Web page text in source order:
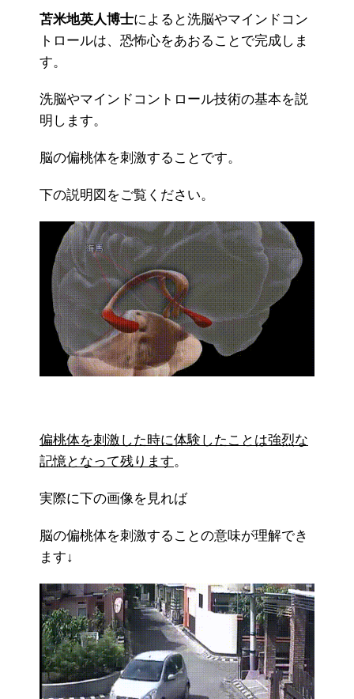
苫米地英人博士によると洗脳やマインドコン
トロールは、恐怖心をあおることで完成しま
す。
洗脳やマインドコントロール技術の基本を説
明します。
脳の偏桃体を刺激することです。
下の説明図をご覧ください。
偏桃体を刺激した時に体験したことは強烈な
記憶となって残ります。
実際に下の画像を見れば
脳の偏桃体を刺激することの意味が理解でき
ます↓